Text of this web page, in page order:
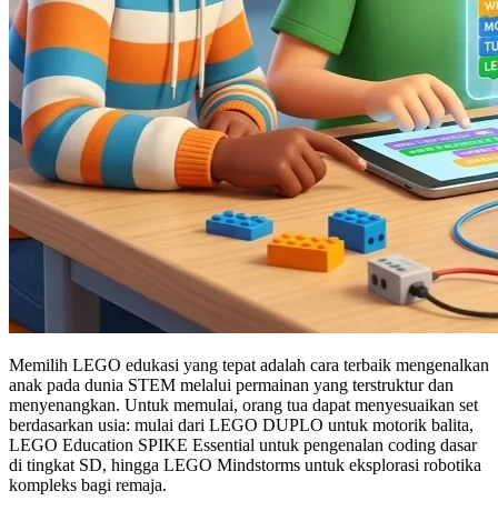
Memilih LEGO edukasi yang tepat adalah cara terbaik mengenalkan
anak pada dunia STEM melalui permainan yang terstruktur dan
menyenangkan. Untuk memulai, orang tua dapat menyesuaikan set
berdasarkan usia: mulai dari LEGO DUPLO untuk motorik balita,
LEGO Education SPIKE Essential untuk pengenalan coding dasar
di tingkat SD, hingga LEGO Mindstorms untuk eksplorasi robotika
kompleks bagi remaja.